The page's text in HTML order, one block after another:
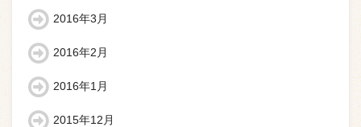
2016年3月
2016年2月
2016年1月
2015年12月